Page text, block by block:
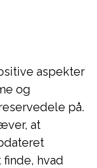
aspekter
og
på.
at
hvad